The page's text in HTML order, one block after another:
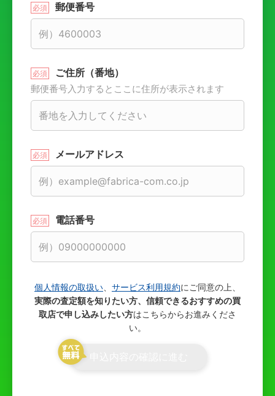
郵便番号
ご住所（番地）
郵便番号入力するとここに住所が表示されます
メールアドレス
電話番号
個人情報の取扱い サービス利用規約にご同意の上、
実際の査定額を知りたい方、信頼できるおすすめの買
取店で申し込みしたい方はこちらからお進みくださ
い。